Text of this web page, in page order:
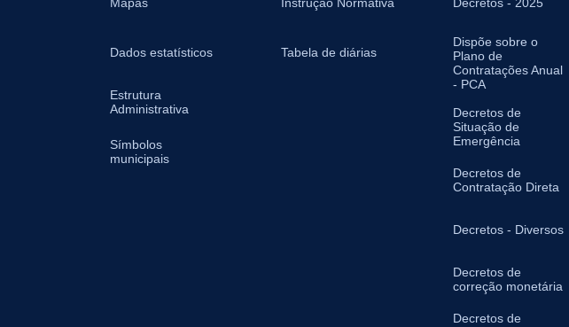
Dados estatísticos
Estrutura
Administrativa
Símbolos
municipais
Tabela de diárias
Dispõe sobre o
Plano de
Contratações Anual
- PCA
Decretos de
Situação de
Emergência
Decretos de
Contratação Direta
Decretos - Diversos
Decretos de
correção monetária
Decretos de